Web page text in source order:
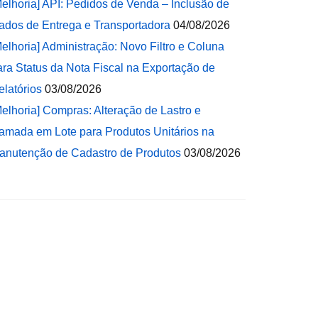
API: Pedidos de Venda – Inclusão de
de Entrega e Transportadora 04/08/2026
Administração: Novo Filtro e Coluna
Status da Nota Fiscal na Exportação de
03/08/2026
Compras: Alteração de Lastro e
em Lote para Produtos Unitários na
de Cadastro de Produtos 03/08/2026